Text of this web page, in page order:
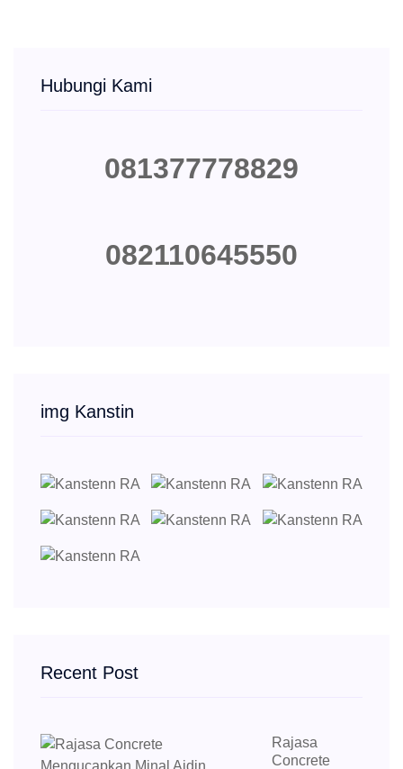
Hubungi Kami
081377778829
082110645550
img Kanstin
Recent Post
Rajasa
Concrete